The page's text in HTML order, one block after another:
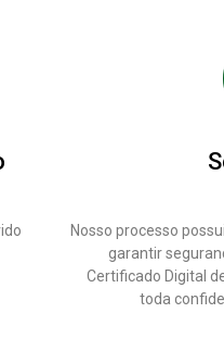
Nosso processo
garantir
Certificado Digital
toda